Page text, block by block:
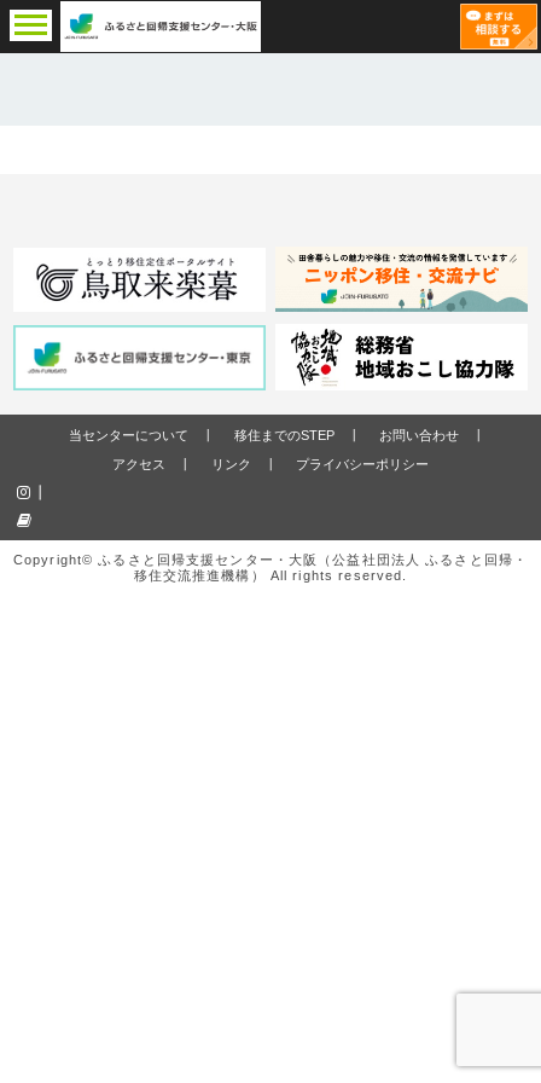
当センターについて 移住までのSTEP
お問い合わせ
アクセス
リンク プライバシーポリシー
Copyright© ふるさと回帰支援センター・大阪（公益社団法人 ふるさと回帰・
移住交流推進機構） All rights reserved.